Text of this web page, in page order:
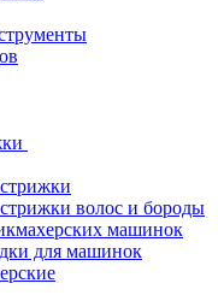
волос и бороды
машинок
для машинок